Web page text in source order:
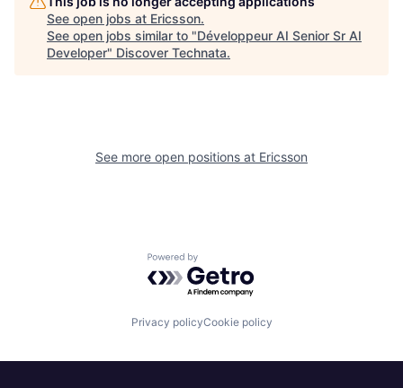
See open jobs at Ericsson.
See open jobs similar to "Développeur AI Senior Sr AI
Developer" Discover Technata.
See more open positions at Ericsson
Powered by Getro.com
Privacy policyCookie policy